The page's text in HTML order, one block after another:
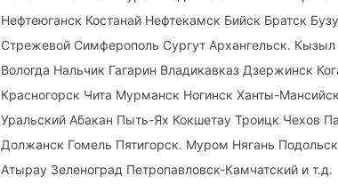
Нефтеюганск Костанай Нефтекамск Бийск Братск
Стрежевой Симферополь Сургут Архангельск.
Вологда Нальчик Гагарин Владикавказ Дзержинск
Красногорск Чита Мурманск Ногинск Ханты-
Уральский Абакан Пыть-Ях Кокшетау Троицк Чехов
Должанск Гомель Пятигорск. Муром Нягань
Атырау Зеленоград Петропавловск-Камчатский и т.д.